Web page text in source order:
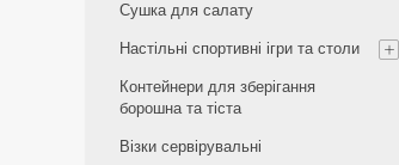
Сушка для салату
Настільні спортивні ігри та столи
Контейнери для зберігання
борошна та тіста
Візки сервірувальні